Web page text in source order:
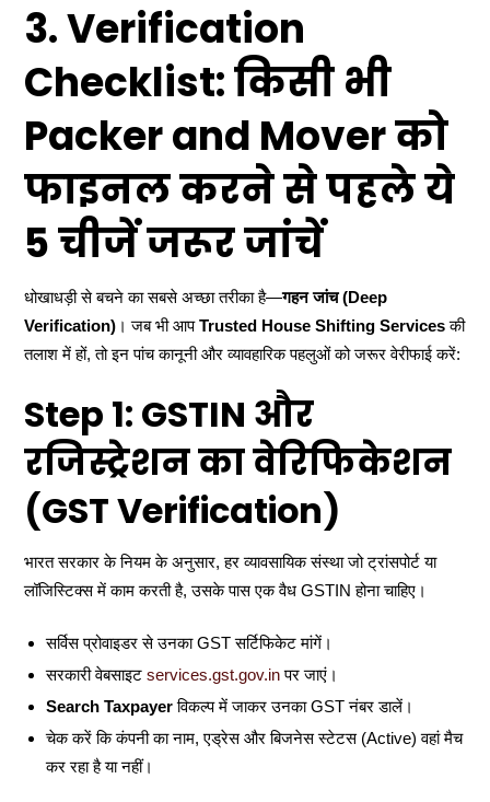
3. Verification
Checklist: किसी भी
Packer and Mover को
फाइनल करने से पहले ये
5 चीजें जरूर जांचें
धोखाधड़ी से बचने का सबसे अच्छा तरीका है—गहन जांच (Deep
Verification) । जब भी आप Trusted House Shifting Services की
तलाश में हों, तो इन पांच कानूनी और व्यावहारिक पहलुओं को जरूर वेरीफाई करें:
Step 1: GSTIN और
रजिस्ट्रेशन का वेरिफिकेशन
(GST Verification)
भारत सरकार के नियम के अनुसार, हर व्यावसायिक संस्था जो ट्रांसपोर्ट या
लॉजिस्टिक्स में काम करती है, उसके पास एक वैध GSTIN होना चाहिए।
सर्विस प्रोवाइडर से उनका GST सर्टिफिकेट मांगें।
सरकारी वेबसाइट services.gst.gov.in पर जाएं।
Search Taxpayer विकल्प में जाकर उनका GST नंबर डालें।
चेक करें कि कंपनी का नाम, एड्रेस और बिजनेस स्टेटस (Active) वहां मैच
कर रहा है या नहीं।